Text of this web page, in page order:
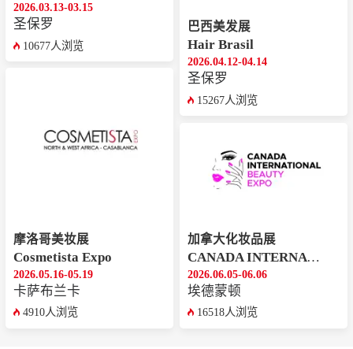
2026.03.13-03.15
圣保罗
10677人浏览
摩洛哥美妆展
Cosmetista Expo
2026.05.16-05.19
卡萨布兰卡
4910人浏览
巴西美发展
Hair Brasil
2026.04.12-04.14
圣保罗
15267人浏览
加拿大化妆品展
CANADA INTERNATIONAL BEAUTY EXPO
2026.06.05-06.06
埃德蒙顿
16518人浏览